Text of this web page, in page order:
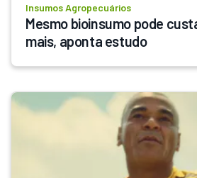
Insumos Agropecuários
Mesmo bioinsumo pode
mais, aponta estudo